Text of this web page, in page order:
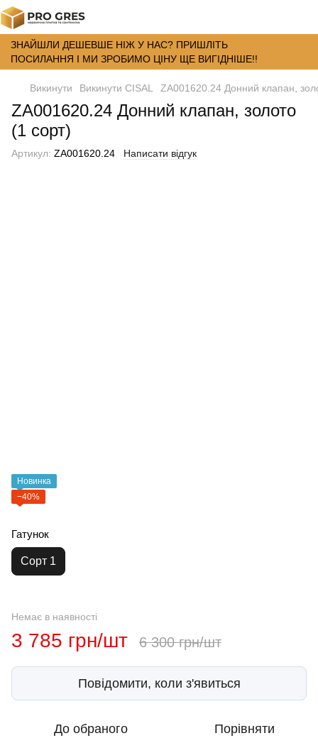
ЗНАЙШЛИ ДЕШЕВШЕ НІЖ У НАС? ПРИШЛІТЬ
ПОСИЛАННЯ І МИ ЗРОБИМО ЦІНУ ЩЕ ВИГІДНІШЕ!!
Викинути Викинути CISAL ZA001620.24 Донний клапан,
ZA001620.24 Донний клапан, золото
(1 сорт)
Артикул: ZA001620.24 Написати відгук
Новинка
−40%
Гатунок
Сорт 1
Немає в наявності
3 785 грн/шт 6 300 грн/шт
Повідомити, коли з'явиться
До обраного Порівняти